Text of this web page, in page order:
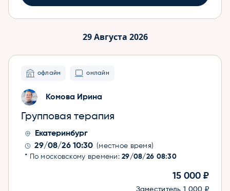
29 Августа 2026
офлайн онлайн
Комова Ирина
Групповая терапия
Екатеринбург
29/08/26 10:30 (местное время)
* По московскому времени: 29/08/26 08:30
15 000 ₽
Заместитель1 000 ₽